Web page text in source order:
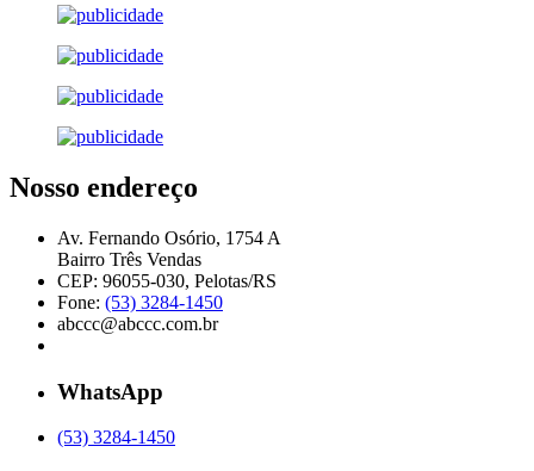
Nosso endereço
Av. Fernando Osório, 1754 A
Bairro Três Vendas
CEP: 96055-030, Pelotas/RS
Fone: (53) 3284-1450
abccc@abccc.com.br
WhatsApp
(53) 3284-1450